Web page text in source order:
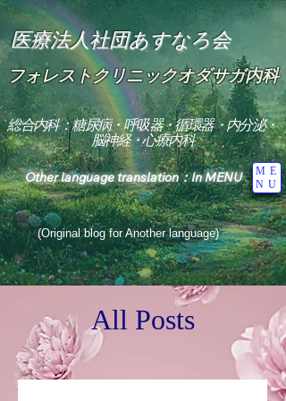
医療法人社団あすなろ会
フォレストクリニックオダサガ内科
Other language translation：In MENU
ME
NU
総合内科：糖尿病・呼吸器・循環器・内分泌・
脳神経・心療内科
(Original blog for Another language)
Heavens: Beyond the Universe: The World
the God of Light Resides"
合内科専門医
尿病
経内科専門医
尿病
Wide Blog
All Posts